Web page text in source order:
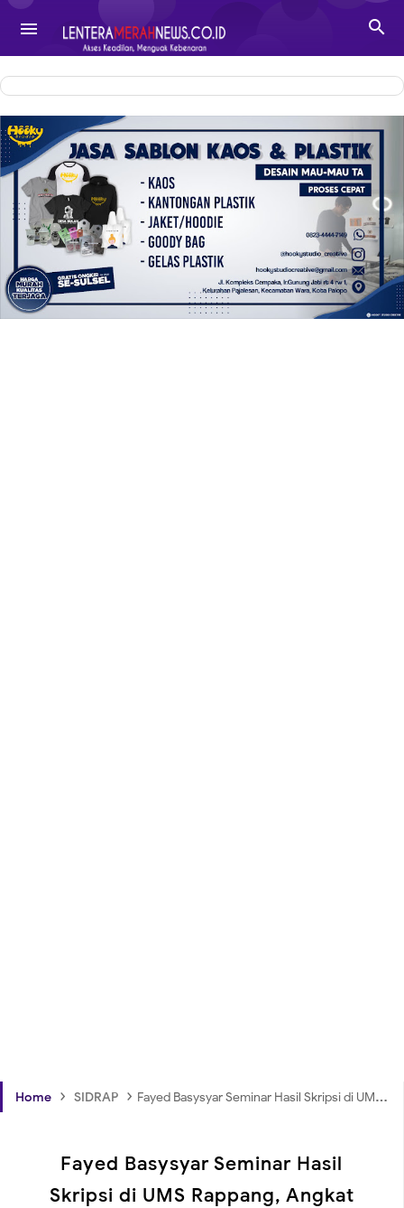
-->
 
Home › SIDRAP › Fayed Basysyar Seminar Hasil Skripsi di UMS Rappang, Angkat Pengaruh Ayat Al-Qur’an terhadap Komunitas Berbahasa Inggris
Fayed Basysyar Seminar Hasil
Skripsi di UMS Rappang, Angkat